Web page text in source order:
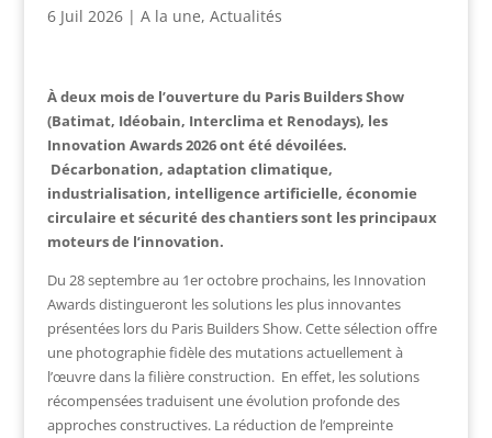
6 Juil 2026| A la une, Actualités
À deux mois de l’ouverture du Paris Builders Show
(Batimat, Idéobain, Interclima et Renodays), les
Innovation Awards 2026 ont été dévoilées.
Décarbonation, adaptation climatique,
industrialisation, intelligence artificielle, économie
circulaire et sécurité des chantiers sont les principaux
moteurs de l’innovation.
Du 28 septembre au 1er octobre prochains, les Innovation
Awards distingueront les solutions les plus innovantes
présentées lors du Paris Builders Show. Cette sélection offre
une photographie fidèle des mutations actuellement à
l’œuvre dans la filière construction. En effet, les solutions
récompensées traduisent une évolution profonde des
approches constructives. La réduction de l’empreinte